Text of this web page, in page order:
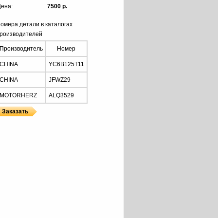
7500 р.
детали в каталогах
Производитель Номер
CHINA YC6B125T11
CHINA JFWZ29
MOTORHERZ ALQ3529